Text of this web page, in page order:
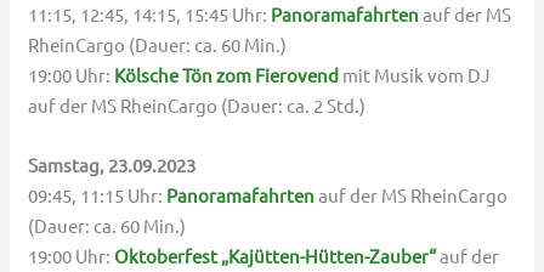
11:15, 12:45, 14:15, 15:45 Uhr: Panoramafahrtenauf der MS
RheinCargo (Dauer: ca. 60 Min.)
19:00 Uhr: Kölsche Tön zom Fierovend mit Musik vom DJ
auf der MS RheinCargo (Dauer: ca. 2 Std.)
Samstag, 23.09.2023
09:45, 11:15 Uhr: Panoramafahrtenauf der MS RheinCargo
(Dauer: ca. 60 Min.)
19:00 Uhr: Oktoberfest „Kajütten-Hütten-Zauber“auf der